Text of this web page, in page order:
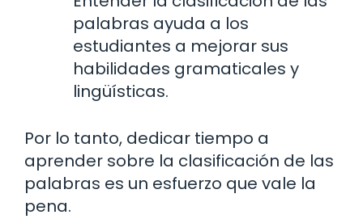
palabras ayuda a los
estudiantes a mejorar sus
habilidades gramaticales y
lingüísticas.
Por lo tanto, dedicar tiempo a
aprender sobre la clasificación de las
palabras es un esfuerzo que vale la
pena.